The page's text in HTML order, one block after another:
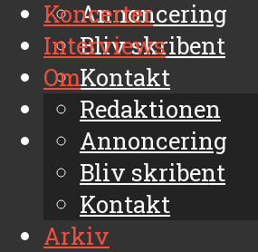
Annoncering
Bliv skribent
Kontakt
Arkiv
Koncerter
Interviews
Om
Redaktionen
Annoncering
Bliv skribent
Kontakt
Arkiv